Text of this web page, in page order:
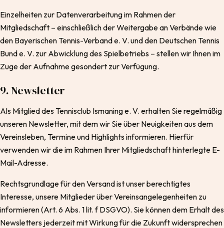
Einzelheiten zur Datenverarbeitung im Rahmen der
Mitgliedschaft – einschließlich der Weitergabe an Verbände wie
den Bayerischen Tennis-Verband e. V. und den Deutschen Tennis
Bund e. V. zur Abwicklung des Spielbetriebs – stellen wir Ihnen im
Zuge der Aufnahme gesondert zur Verfügung.
9. Newsletter
Als Mitglied des Tennisclub Ismaning e. V. erhalten Sie regelmäßig
unseren Newsletter, mit dem wir Sie über Neuigkeiten aus dem
Vereinsleben, Termine und Highlights informieren. Hierfür
verwenden wir die im Rahmen Ihrer Mitgliedschaft hinterlegte E-
Mail-Adresse.
Rechtsgrundlage für den Versand ist unser berechtigtes
Interesse, unsere Mitglieder über Vereinsangelegenheiten zu
informieren (Art. 6 Abs. 1 lit. f DSGVO). Sie können dem Erhalt des
Newsletters jederzeit mit Wirkung für die Zukunft widersprechen